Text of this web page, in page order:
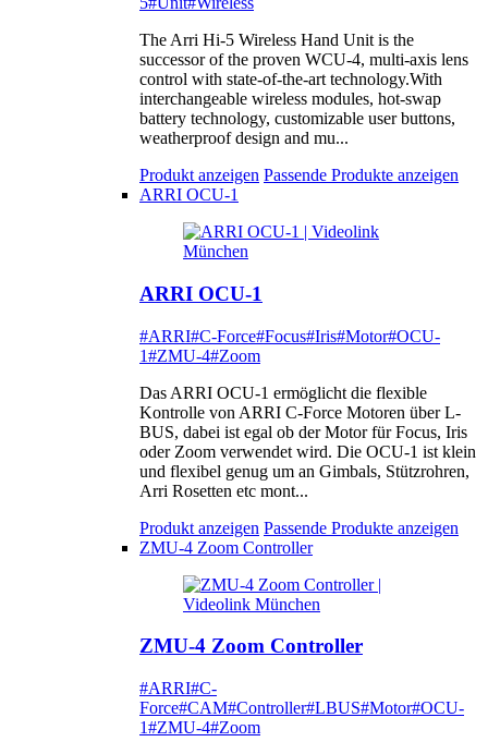
The Arri Hi-5 Wireless Hand Unit is the
successor of the proven WCU-4, multi-axis lens
control with state-of-the-art technology.With
interchangeable wireless modules, hot-swap
battery technology, customizable user buttons,
weatherproof design and mu...
Produkt anzeigen Passende Produkte anzeigen
ARRI OCU-1
ARRI OCU-1
#ARRI#C-Force#Focus#Iris#Motor#OCU-
1#ZMU-4#Zoom
Das ARRI OCU-1 ermöglicht die flexible
Kontrolle von ARRI C-Force Motoren über L-
BUS, dabei ist egal ob der Motor für Focus, Iris
oder Zoom verwendet wird. Die OCU-1 ist klein
und flexibel genug um an Gimbals, Stützrohren,
Arri Rosetten etc mont...
Produkt anzeigen Passende Produkte anzeigen
ZMU-4 Zoom Controller
ZMU-4 Zoom Controller
#ARRI#C-
Force#CAM#Controller#LBUS#Motor#OCU-
1#ZMU-4#Zoom